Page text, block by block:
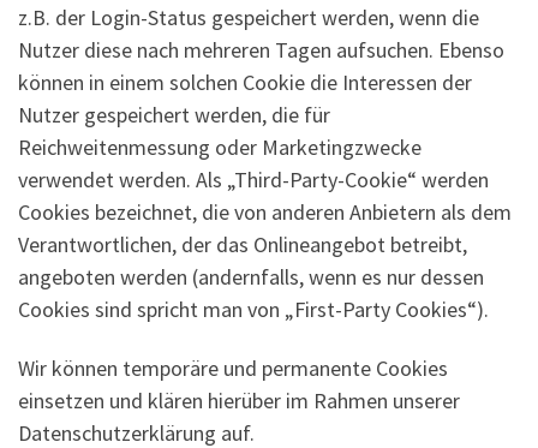
z.B. der Login-Status gespeichert werden, wenn die
Nutzer diese nach mehreren Tagen aufsuchen. Ebenso
können in einem solchen Cookie die Interessen der
Nutzer gespeichert werden, die für
Reichweitenmessung oder Marketingzwecke
verwendet werden. Als „Third-Party-Cookie“ werden
Cookies bezeichnet, die von anderen Anbietern als dem
Verantwortlichen, der das Onlineangebot betreibt,
angeboten werden (andernfalls, wenn es nur dessen
Cookies sind spricht man von „First-Party Cookies“).
Wir können temporäre und permanente Cookies
einsetzen und klären hierüber im Rahmen unserer
Datenschutzerklärung auf.